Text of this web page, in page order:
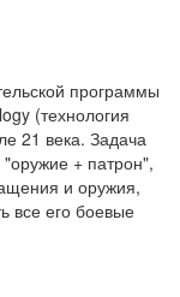
программы
(технология
21 века. Задача
+ патрон",
и оружия,
все его боевые